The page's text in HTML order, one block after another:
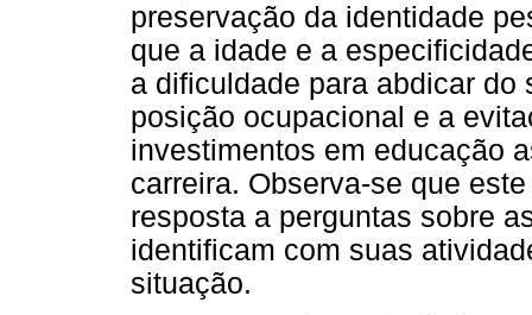
preservação da identidade
que a idade e a
a dificuldade para abdicar
posição ocupacional e a
investimentos em educação
carreira. Observa-se que
resposta a perguntas sobre
identificam com suas
situação.